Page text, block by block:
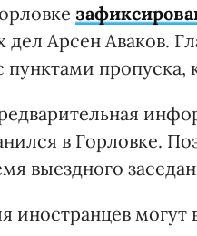
Арсен Аваков.
пунктами пропуска,
в Горловке.
выездного
иностранцев